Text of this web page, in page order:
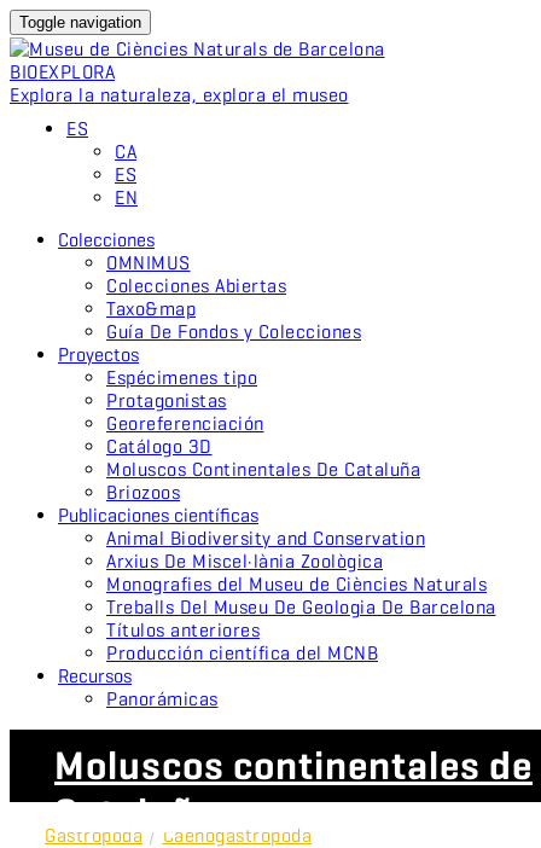
Toggle navigation
BIOEXPLORA
Explora la naturaleza, explora el museo
ES
CA
ES
EN
Colecciones
OMNIMUS
Colecciones Abiertas
Taxo&map
Guía De Fondos y Colecciones
Proyectos
Espécimenes tipo
Protagonistas
Georeferenciación
Catálogo 3D
Moluscos Continentales De Cataluña
Briozoos
Publicaciones científicas
Animal Biodiversity and Conservation
Arxius De Miscel·lània Zoològica
Monografies del Museu de Ciències Naturals
Treballs Del Museu De Geologia De Barcelona
Títulos anteriores
Producción científica del MCNB
Recursos
Panorámicas
Moluscos continentales de
Cataluña
Gastropoda / Caenogastropoda